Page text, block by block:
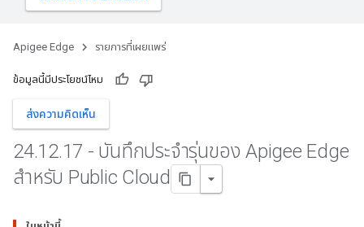
Apigee Edge รายการที่เผยแพร่
ข้อมูลนี้มีประโยชน์ไหม
ส่งความคิดเห็น
24.12.17 - บันทึกประจำรุ่นของ Apigee Edge
สำหรับ Public Cloud